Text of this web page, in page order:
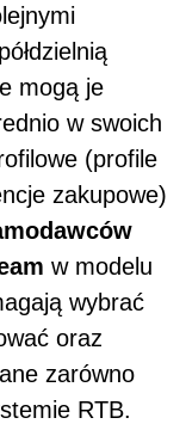
mogą je
w swoich
(profile
zakupowe)
w modelu
wybrać
oraz
zarówno
RTB.